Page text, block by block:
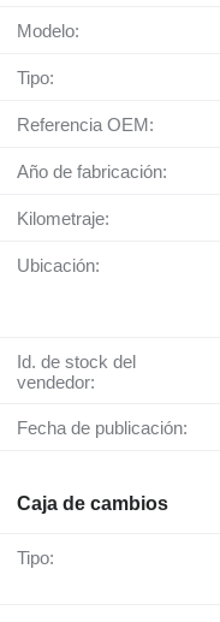
Modelo:
Tipo:
Referencia OEM:
Año de fabricación:
Kilometraje:
Ubicación:
Id. de stock del
vendedor:
Fecha de publicación:
Caja de cambios
Tipo: